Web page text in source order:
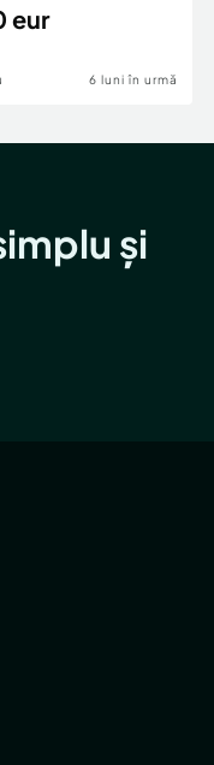
eur
6 luni în urmă
și